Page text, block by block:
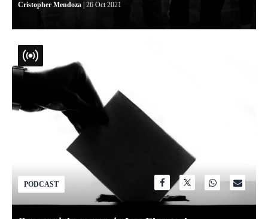
Cristopher Mendoza | 26 Oct 2021
PODCAST